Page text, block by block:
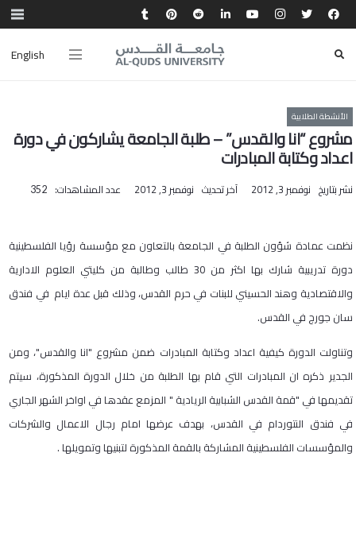
English
الأنشطة الطلابية
مشروع “انا والقدس” – طلبة الجامعة يشاركون في دورة
اعداد وكتابة المبادرات
نشر بتاريخ نوفمبر 3, 2012 آخر تحديث نوفمبر 3, 2012 عدد المشاهدات: 352
نظمت عمادة شؤون الطلبة في الجامعة بالتعاون مع مؤسسة رؤيا الفلسطينية
دورة تدريبية شارك بها اكثر من 30 طالب وطالبة من كليتي العلوم الادارية
والاقتصادية وهند الحسيني للبنات في حرم القدس، وذلك قبل عدة ايام في فندق
سان جورج في القدس.
وتناولت الدورة كيفية اعداد وكتابة المبادرات ضمن مشروع "انا والقدس"، ومن
الجدير ذكره ان المبادرات التي قام بها الطلبة من خلال الدورة المذكورة، سيتم
تقديمها في "قمة القدس الشبابية الريادية " المزمع عقدها في اواخر الشهر الجاري
في فندق النتوردام في القدس، بهدف عرضها امام رجال الاعمال والشركات
والمؤسسات الفلسطينية المشاركة بالقمة المذكورة لتبنيها وتمويلها .